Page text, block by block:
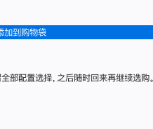
加到购物袋
部配置选择，之后随时回来再继续选购。